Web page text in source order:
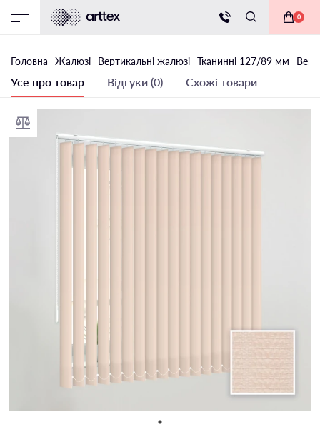
0
Головна Жалюзі Вертикальні жалюзі Тканинні 127/89 мм
Усе про товар Відгуки (0) Схожі товари